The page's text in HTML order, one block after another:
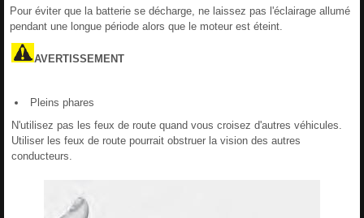
Pour éviter que la batterie se décharge, ne laissez pas l'éclairage allumé
pendant une longue période alors que le moteur est éteint.
AVERTISSEMENT
Pleins phares
N'utilisez pas les feux de route quand vous croisez d'autres véhicules.
Utiliser les feux de route pourrait obstruer la vision des autres
conducteurs.